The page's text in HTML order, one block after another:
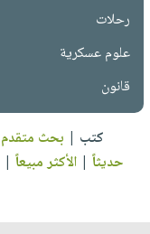
رحلات
علوم عسكرية
قانون
كتب | بحث متقدم
حديثاً |الأكثر مبيعاً |